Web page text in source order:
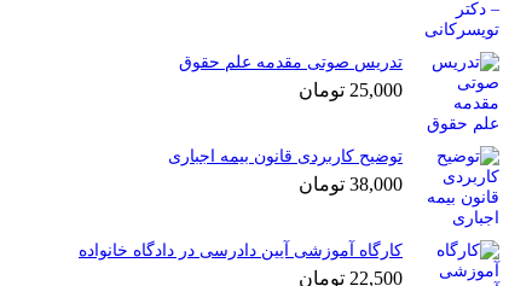
تدریس صوتی مقدمه علم حقوق
25,000 تومان
توضیح کاربردی قانون بیمه اجباری
38,000 تومان
کارگاه آموزشی آیین دادرسی در دادگاه خانواده
22,500 تومان